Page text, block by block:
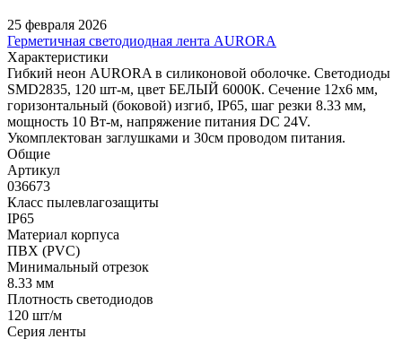
25 февраля 2026
Герметичная светодиодная лента AURORA
Характеристики
Гибкий неон AURORA в силиконовой оболочке. Светодиоды
SMD2835, 120 шт-м, цвет БЕЛЫЙ 6000К. Сечение 12х6 мм,
горизонтальный (боковой) изгиб, IP65, шаг резки 8.33 мм,
мощность 10 Вт-м, напряжение питания DC 24V.
Укомплектован заглушками и 30см проводом питания.
Общие
Артикул
036673
Класс пылевлагозащиты
IP65
Материал корпуса
ПВХ (PVC)
Минимальный отрезок
8.33 мм
Плотность светодиодов
120 шт/м
Серия ленты